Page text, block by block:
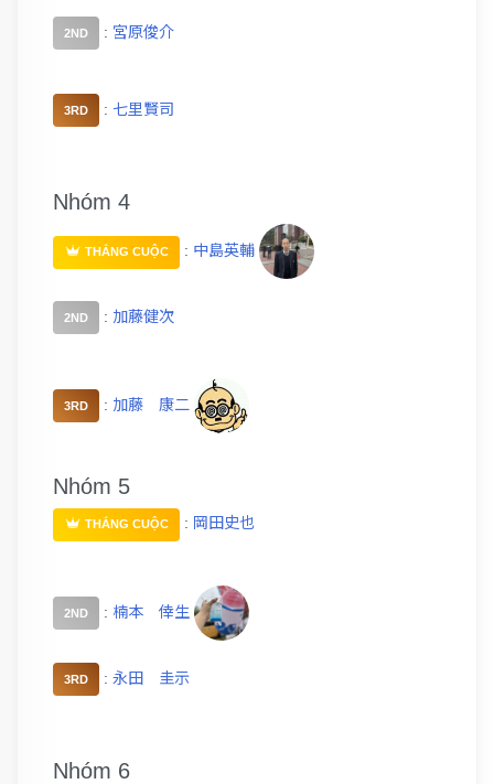
2ND : 宮原俊介
3RD : 七里賢司
Nhóm 4
THẮNG CUỘC : 中島英輔
2ND : 加藤健次
3RD : 加藤 康二
Nhóm 5
THẮNG CUỘC : 岡田史也
2ND : 楠本 倖生
3RD : 永田 圭示
Nhóm 6